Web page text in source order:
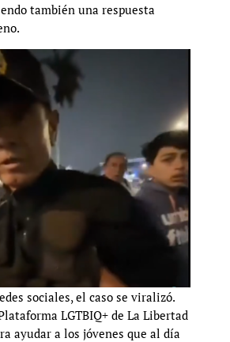
también una respuesta
sociales, el caso se viralizó.
LGTBIQ+ de La Libertad
ayudar a los jóvenes que al día